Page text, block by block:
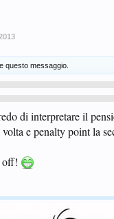
questo messaggio.
di interpretare il
e penalty point la
off!